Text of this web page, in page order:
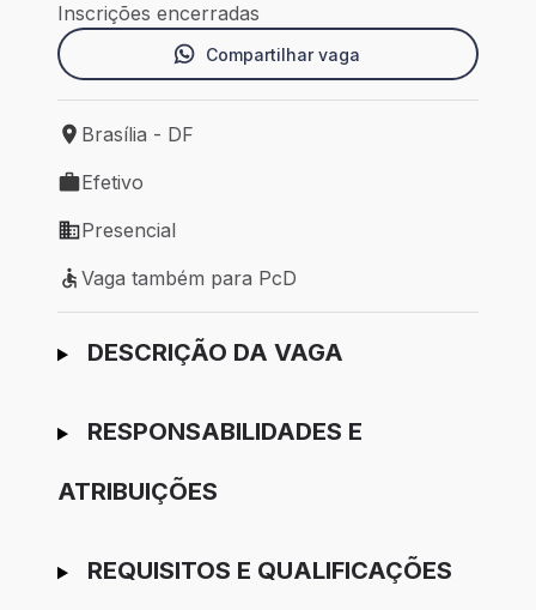
Inscrições encerradas
Compartilhar vaga
Local de trabalho: Brasília - DF
Brasília - DF
Tipo de vaga: Efetivo
Efetivo
Modelo de trabalho: Presencial
Presencial
Vaga também para PcD
Vaga também para PcD
Ir para candidatura
DESCRIÇÃO DA VAGA
RESPONSABILIDADES E
ATRIBUIÇÕES
REQUISITOS E QUALIFICAÇÕES